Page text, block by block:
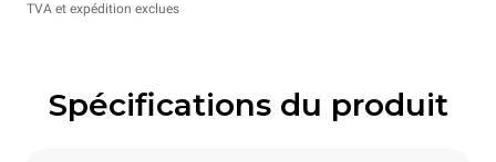
TVA et expédition exclues
Spécifications du produit